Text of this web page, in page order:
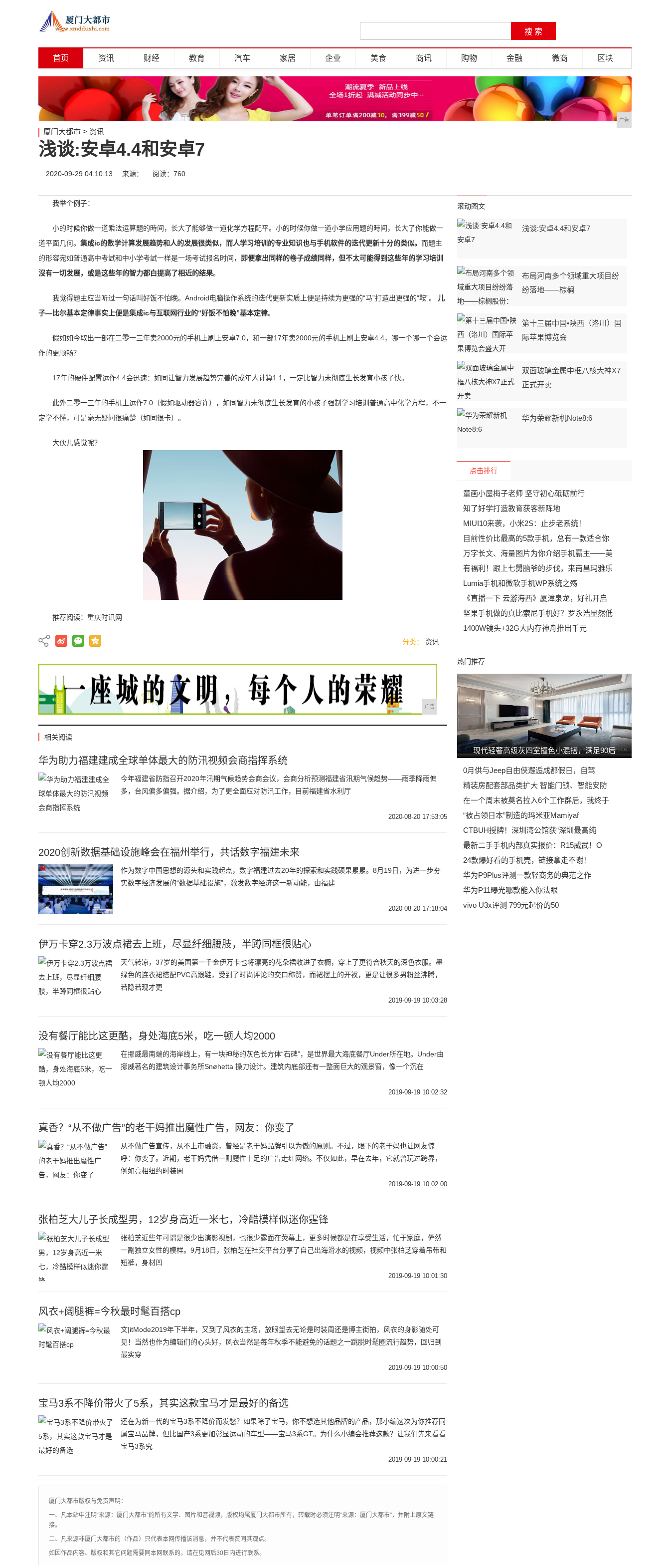
首页 资讯 财经 教育 汽车 家居 企业 美食 商讯 购物 金融 微商 区块
广告
厦门大都市 > 资讯
浅谈:安卓4.4和安卓7
2020-09-29 04:10:13 来源： 阅读：760
我举个例子：
小的时候你做一道乘法运算题的時间，长大了能够做一道化学方程配平。小的时候你做一道小学应用题的時间，长大了你能做一
道平面几何。 集成ic的数学计算发展趋势和人的发展很类似，而人学习培训的专业知识也与手机软件的迭代更新十分的类似。 而题主
的形容宛如普通高中考試和中小学考試一样是一场考试报名时间，
即便拿出同样的卷子成绩同样，但不太可能得到这些年的学习培训
沒有一切发展，或是这些年的智力都白提高了相近的结果。
我觉得题主应当听过一句话叫好饭不怕晚。Android电脑操作系统的迭代更新实质上便是持续为更强的“马”打造出更强的“鞍”。
儿
子—比尔基本定律事实上便是集成ic与互联网行业的“好饭不怕晚”基本定律。
假如如今取出一部在二零一三年卖2000元的手机上刷上安卓7.0，和一部17年卖2000元的手机上刷上安卓4.4，哪一个哪一个会运
作的更顺畅？
17年的硬件配置运作4.4会迅速：如同让智力发展趋势完善的成年人计算1 1，一定比智力未彻底生长发育小孩子快。
此外二零一三年的手机上运作7.0（假如驱动器容许），如同智力未彻底生长发育的小孩子强制学习培训普通高中化学方程，不一
定学不懂，可是毫无疑问很痛楚（如同很卡）。
大伙儿感觉呢？
推荐阅读： 重庆时讯网
分类： 资讯
广告
相关阅读
华为助力福建建成全球单体最大的防汛视频会商指挥系统
今年福建省防指召开2020年汛期气候趋势会商会议，会商分析预测福建省汛期气候趋势——雨季降雨偏
多，台风偏多偏强。据介绍，为了更全面应对防汛工作，目前福建省水利厅
2020-08-20 17:53:05
2020创新数据基础设施峰会在福州举行，共话数字福建未来
作为数字中国思想的源头和实践起点，数字福建过去20年的探索和实践硕果累累。8月19日，为进一步夯
实数字经济发展的“数据基础设施”，激发数字经济这一新动能，由福建
2020-08-20 17:18:04
伊万卡穿2.3万波点裙去上班，尽显纤细腰肢，半蹲同框很贴心
天气转凉，37岁的美国第一千金伊万卡也将漂亮的花朵裙收进了衣橱，穿上了更符合秋天的深色衣服。墨
绿色的连衣裙搭配PVC高跟鞋，受到了时尚评论的交口称赞，而裙摆上的开衩，更是让很多男粉丝沸腾，
若隐若现才更
2019-09-19 10:03:28
没有餐厅能比这更酷，身处海底5米，吃一顿人均2000
在挪威最南端的海岸线上，有一块神秘的灰色长方体“石碑”，是世界最大海底餐厅Under所在地。Under由
挪威著名的建筑设计事务所Snøhetta 操刀设计。建筑内底部还有一整面巨大的观景窗，像一个沉在
2019-09-19 10:02:32
真香？“从不做广告”的老干妈推出魔性广告，网友：你变了
从不做广告宣传，从不上市融资，曾经是老干妈品牌引以为傲的原则。不过，眼下的老干妈也让网友惊
呼：你变了。近期，老干妈凭借一则魔性十足的广告走红网络。不仅如此，早在去年，它就曾玩过跨界，
例如亮相纽约时装周
2019-09-19 10:02:00
张柏芝大儿子长成型男，12岁身高近一米七，冷酷模样似迷你霆锋
张柏芝近些年可谓是很少出演影视剧，也很少露面在荧幕上，更多时候都是在享受生活，忙于家庭，俨然
一副独立女性的模样。9月18日，张柏芝在社交平台分享了自己出海滑水的视频，视频中张柏芝穿着吊带和
短裤，身材凹
2019-09-19 10:01:30
风衣+阔腿裤=今秋最时髦百搭cp
文|itMode2019年下半年，又到了风衣的主场，放眼望去无论是时装周还是博主街拍，风衣的身影随处可
见！当然也作为编辑们的心头好，风衣当然是每年秋季不能避免的话题之一跳脱时髦圈流行趋势，回归到
最实穿
2019-09-19 10:00:50
宝马3系不降价带火了5系，其实这款宝马才是最好的备选
还在为新一代的宝马3系不降价而发愁？如果除了宝马，你不想选其他品牌的产品，那小编这次为你推荐同
属宝马品牌，但比国产3系更加彰显运动的车型——宝马3系GT。为什么小编会推荐这款？让我们先来看看
宝马3系究
2019-09-19 10:00:21
厦门大都市版权与免责声明：
一、凡本站中注明“来源：厦门大都市”的所有文字、图片和音视频，版权均属厦门大都市所有，转载时必须注明“来源：厦门大都市”，并附上原文链
接。
二、凡来源非厦门大都市的（作品）只代表本网传播该消息，并不代表赞同其观点。
如因作品内容、版权和其它问题需要同本网联系的，请在见网后30日内进行联系。
滚动图文
浅谈:安卓4.4和安卓7
布局河南多个领域重大项目纷
纷落地——棕榈
第十三届中国•陕西（洛川）国
际苹果博览会
双面玻璃金属中框八核大神X7
正式开卖
华为荣耀新机Note8:6
点击排行
童画小屋梅子老师 坚守初心砥砺前行
知了好学打造教育获客新阵地
MIUI10来袭，小米2S：止步老系统！
目前性价比最高的5款手机，总有一款适合你
万字长文、海量图片为你介绍手机霸主——美
有福利！跟上七舅脑爷的步伐，来南昌玛雅乐
Lumia手机和微软手机WP系统之殇
《直播一下 云游海西》厦漳泉龙，好礼开启
坚果手机做的真比索尼手机好？罗永浩显然低
1400W镜头+32G大内存神舟推出千元
热门推荐
现代轻奢高级灰四室撞色小混搭，满足90后
0月供与Jeep自由侠邂逅成都假日，自驾
精装房配套部品类扩大 智能门锁、智能安防
在一个周末被莫名拉入6个工作群后，我终于
“被占领日本”制造的玛米亚Mamiyaf
CTBUH授牌！深圳湾公馆获“深圳最高纯
最新二手手机内部真实报价：R15威武！O
24款爆好看的手机壳，链接拿走不谢！
华为P9Plus评测一款轻商务的典范之作
华为P11曝光哪款能入你法眼
vivo U3x评测 799元起价的50